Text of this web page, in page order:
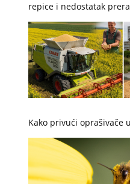
repice i nedostatak
soju
Kako privući oprašivače